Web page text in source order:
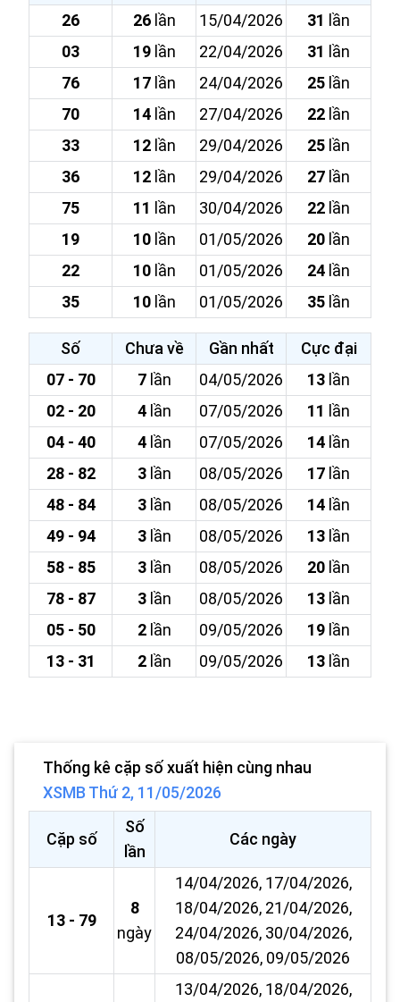
26
26lần 15/04/2026 31 lần
03
19lần 22/04/2026 31 lần
76
17lần 24/04/2026 25 lần
70
14lần 27/04/2026 22 lần
33
12lần 29/04/2026 25 lần
36
12lần 29/04/2026 27 lần
75
11 lần 30/04/2026 22 lần
19
10lần 01/05/2026 20 lần
22
10lần 01/05/2026 24 lần
35
10lần 01/05/2026 35 lần
Số Chưa về Gần nhất
Cực đại
07 - 70
7lần 04/05/2026 13 lần
02 - 20
4lần 07/05/2026 11 lần
04 - 40
4lần 07/05/2026 14 lần
28 - 82
3lần 08/05/2026 17 lần
48 - 84
3lần 08/05/2026 14 lần
49 - 94
3lần 08/05/2026 13 lần
58 - 85
3lần 08/05/2026 20 lần
78 - 87
3lần 08/05/2026 13 lần
05 - 50
2lần 09/05/2026 19 lần
13 - 31
2lần 09/05/2026 13 lần
Thống kê cặp số xuất hiện cùng nhau
XSMB Thứ 2, 11/05/2026
Cặp số
Số
lần
Các ngày
13 - 79
8
ngày
14/04/2026, 17/04/2026,
18/04/2026, 21/04/2026,
24/04/2026, 30/04/2026,
08/05/2026, 09/05/2026
13/04/2026, 18/04/2026,